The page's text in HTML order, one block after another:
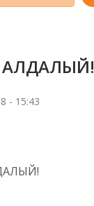
АЛДАЛЫЙ!
- 15:43